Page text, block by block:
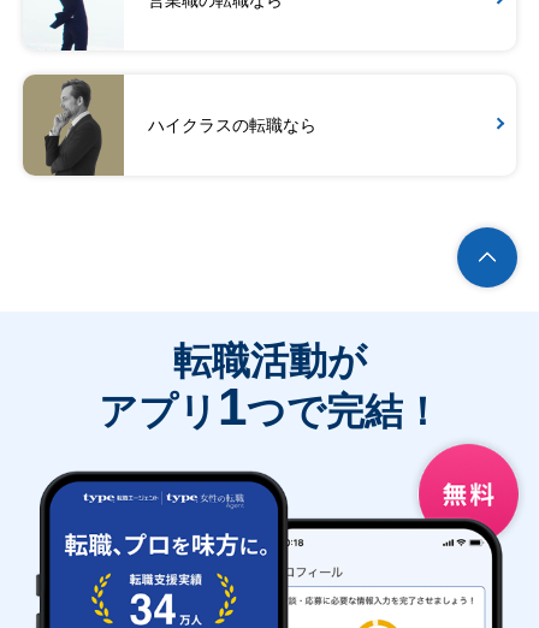
ハイクラスの転職なら
転職活動が
アプリ 1つで完結！